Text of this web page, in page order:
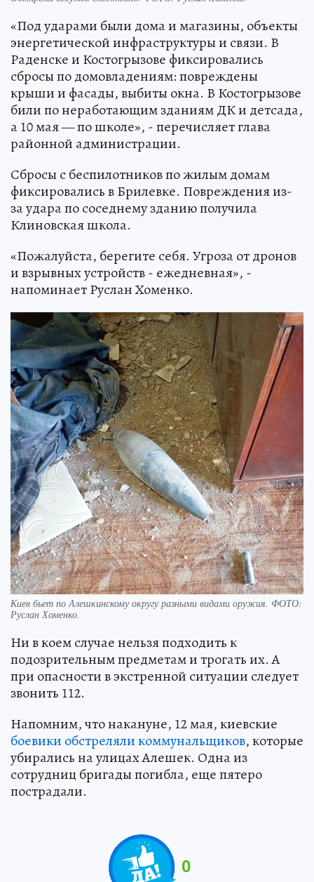
«Под ударами были дома и магазины, объекты
энергетической инфраструктуры и связи. В
Раденске и Костогрызове фиксировались
сбросы по домовладениям: повреждены
крыши и фасады, выбиты окна. В Костогрызове
били по неработающим зданиям ДК и детсада,
а 10 мая — по школе», - перечисляет глава
районной администрации.
Сбросы с беспилотников по жилым домам
фиксировались в Брилевке. Повреждения из-
за удара по соседнему зданию получила
Клиновская школа.
«Пожалуйста, берегите себя. Угроза от дронов
и взрывных устройств - ежедневная», -
напоминает Руслан Хоменко.
Киев бьет по Алешкинскому округу разными видами оружия. ФОТО:
Руслан Хоменко.
Ни в коем случае нельзя подходить к
подозрительным предметам и трогать их. А
при опасности в экстренной ситуации следует
звонить 112.
Напомним, что накануне, 12 мая, киевские
боевики обстреляли коммунальщиков, которые
убирались на улицах Алешек. Одна из
сотрудниц бригады погибла, еще пятеро
пострадали.
0